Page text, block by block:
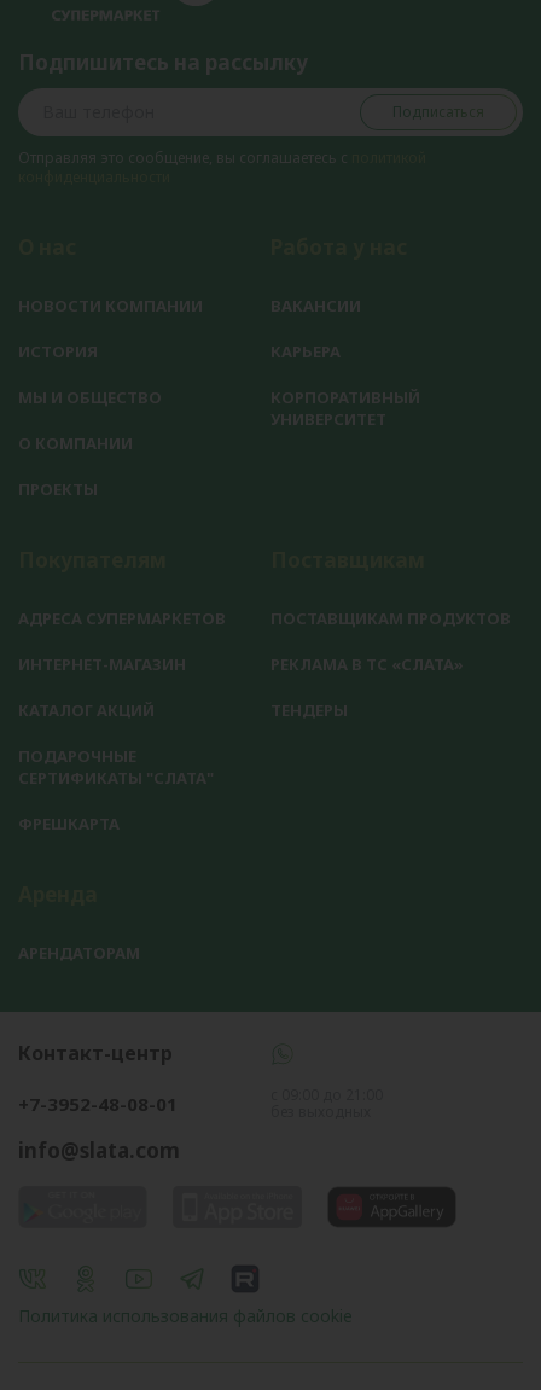
Подпишитесь на рассылку
Подписаться
Отправляя это сообщение, вы соглашаетесь с
НОВОСТИ КОМПАНИИ
ИСТОРИЯ
МЫ И ОБЩЕСТВО
О КОМПАНИИ
ПРОЕКТЫ
ВАКАНСИИ
КАРЬЕРА
КОРПОРАТИВНЫЙ
УНИВЕРСИТЕТ
АДРЕСА СУПЕРМАРКЕТОВ
ИНТЕРНЕТ-МАГАЗИН
КАТАЛОГ АКЦИЙ
ПОДАРОЧНЫЕ
СЕРТИФИКАТЫ "СЛАТА"
ФРЕШКАРТА
ПОСТАВЩИКАМ ПРОДУКТОВ
РЕКЛАМА В ТС «СЛАТА»
ТЕНДЕРЫ
АРЕНДАТОРАМ
Контакт-центр
+7-3952-48-08-01
info@slata.com
Политика использования файлов cookie